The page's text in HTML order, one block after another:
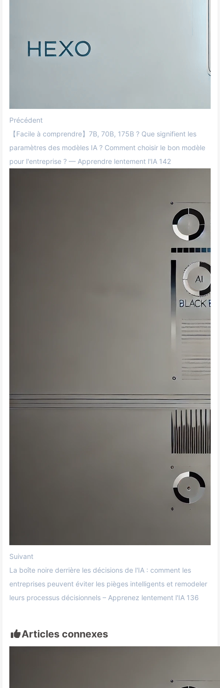
Précédent
【Facile à comprendre】7B, 70B, 175B ? Que signifient les
paramètres des modèles IA ? Comment choisir le bon modèle
pour l'entreprise ? — Apprendre lentement l'IA 142
Suivant
La boîte noire derrière les décisions de l'IA : comment les
entreprises peuvent éviter les pièges intelligents et remodeler
leurs processus décisionnels – Apprenez lentement l'IA 136
Articles connexes